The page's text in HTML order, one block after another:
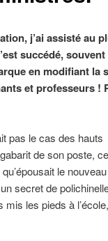
j’ai assisté au
succédé,
en modifiant la
et professeurs !
pas le cas des hauts
de son poste,
le
secret de
les pieds à